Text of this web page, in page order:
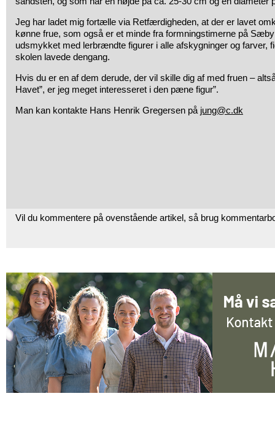
Jeg har ladet mig fortælle via Retfærdigheden, at der er lavet
kønne frue, som også er et minde fra formningstimerne på
udsmykket med lerbrændte figurer i alle afskygninger og farver,
skolen lavede dengang.
Hvis du er en af dem derude, der vil skille dig af med fruen –
Havet”, er jeg meget interesseret i den pæne figur”.
Man kan kontakte Hans Henrik Gregersen på jung@c.dk
Vil du kommentere på ovenstående artikel, så brug